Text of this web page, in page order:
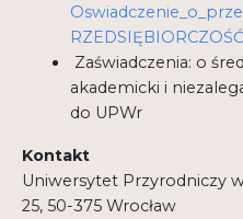
RZEDSIĘBIORCZOŚĆ
Zaświadczenia: o
akademicki i
do UPWr
Kontakt
Uniwersytet Przyrodniczy
25, 50-375 Wrocław